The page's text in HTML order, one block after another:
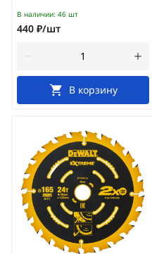
В наличии: 46 шт
440 ₽/шт
В корзину